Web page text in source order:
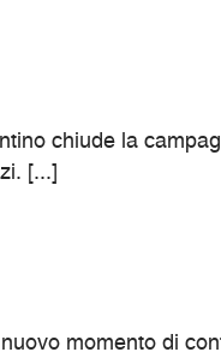
chiude la
[...]
momento di